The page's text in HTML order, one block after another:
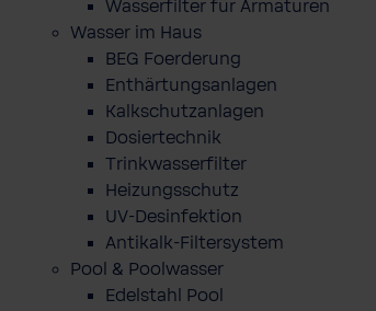
Wasserfilter für Armaturen
Wasser im Haus
BEG Foerderung
Enthärtungsanlagen
Kalkschutzanlagen
Dosiertechnik
Trinkwasserfilter
Heizungsschutz
UV-Desinfektion
Antikalk-Filtersystem
Pool & Poolwasser
Edelstahl Pool